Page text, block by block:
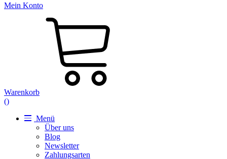
Mein Konto
Warenkorb
()
Menü
Über uns
Blog
Newsletter
Zahlungsarten